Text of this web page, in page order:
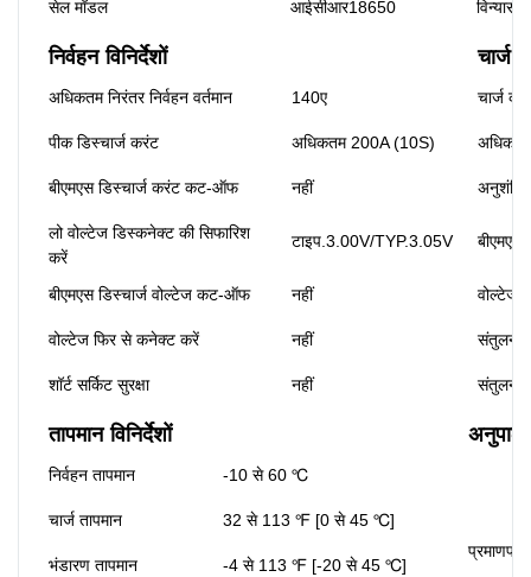
सेल मॉडल आईसीआर18650 विन्यास:
निर्वहन विनिर्देशों चार्ज
अधिकतम निरंतर निर्वहन वर्तमान 140ए चार्ज
पीक डिस्चार्ज करंट अधिकतम 200A (10S)
बीएमएस डिस्चार्ज करंट कट-ऑफ नहीं अनुशंसित
लो वोल्टेज डिस्कनेक्ट की सिफारिश
करें
टाइप.3.00V/TYP.3.05V
बीएमएस डिस्चार्ज वोल्टेज कट-ऑफ नहीं वोल्टेज
वोल्टेज फिर से कनेक्ट करें नहीं संतुलन
शॉर्ट सर्किट सुरक्षा नहीं संतुलन
तापमान विनिर्देशों अनुपालन
निर्वहन तापमान -10 से 60 ℃
प्रमाणपत्र
चार्ज तापमान 32 से 113 ℉ [0 से 45 ℃]
भंडारण तापमान -4 से 113 ℉ [-20 से 45 ℃]